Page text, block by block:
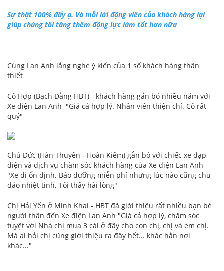
Sự thật 100% đấy ạ. Và mỗi lời động viên của khách hàng lại
giúp chúng tôi tăng thêm động lực làm tốt hơn nữa
Cùng Lan Anh lắng nghe ý kiến của 1 số khách hàng thân
thiết
Cô Hợp (Bạch Đằng HBT) - khách hàng gắn bó nhiều năm với
Xe điện Lan Anh "Giá cả hợp lý. Nhân viên thiện chí. Cô rất
quý"
Chú Đức (Hàn Thuyên - Hoàn Kiếm) gắn bó với chiếc xe đạp
điện và dịch vụ chăm sóc khách hàng của Xe điện Lan Anh -
"Xe đi ổn định. Bảo dưỡng miễn phí nhưng lúc nào cũng chu
đáo nhiệt tình. Tôi thấy hài lòng"
Chị Hải Yến ở Minh Khai - HBT đã giới thiệu rất nhiều bạn bè
người thân đến Xe điện Lan Anh "Giá cả hợp lý, chăm sóc
tuyệt vời Nhà chị mua 3 cái ở đây cho con chị, chị và em chị.
Mà ai hỏi chị cũng giới thiệu ra đây hết... khác hẳn nơi
khác..."